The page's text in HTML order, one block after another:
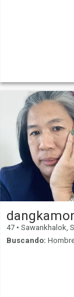
47 • Sawankhalok,
Buscando: